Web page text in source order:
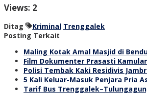
Views: 2
Ditag Kriminal Trenggalek
Posting Terkait
Maling Kotak Amal Masjid di
Film Dokumenter Prasasti
Polisi Tembak Kaki Residivis
5 Kali Keluar-Masuk Penjara Pria
Tarif Bus